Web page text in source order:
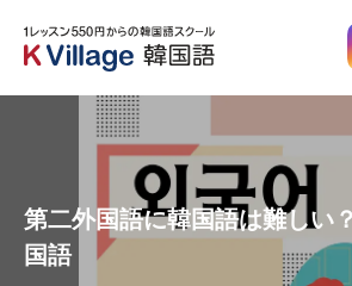
校舎案内
ご入校までの流れ
韓国語講師紹介
第二外国語に韓国語は難しい
国語